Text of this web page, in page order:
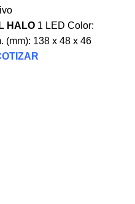
HALO 1 LED Color:
(mm): 138 x 48 x 46